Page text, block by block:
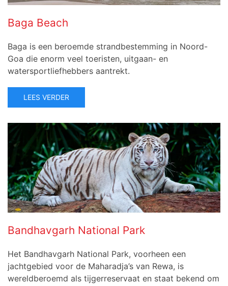
Baga Beach
Baga is een beroemde strandbestemming in Noord-
Goa die enorm veel toeristen, uitgaan- en
watersportliefhebbers aantrekt.
LEES VERDER
Bandhavgarh National Park
Het Bandhavgarh National Park, voorheen een
jachtgebied voor de Maharadja’s van Rewa, is
wereldberoemd als tijgerreservaat en staat bekend om